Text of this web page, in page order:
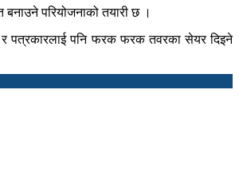
परियोजनाको तयारी छ ।
र पत्रकारलाई पनि फरक फरक तवरका सेयर दिइने